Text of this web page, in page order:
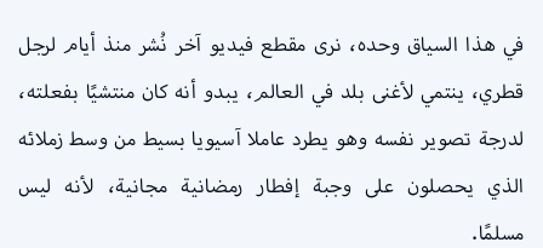
في هذا السياق وحده، نرى مقطع فيديو آخر نُشر منذ أيام لرجل
قطري، ينتمي لأغنى بلد في العالم، يبدو أنه كان منتشيًا بفعلته،
لدرجة تصوير نفسه وهو يطرد عاملا آسيويا بسيط من وسط زملائه
الذي يحصلون على وجبة إفطار رمضانية مجانية، لأنه ليس
مسلمًا.